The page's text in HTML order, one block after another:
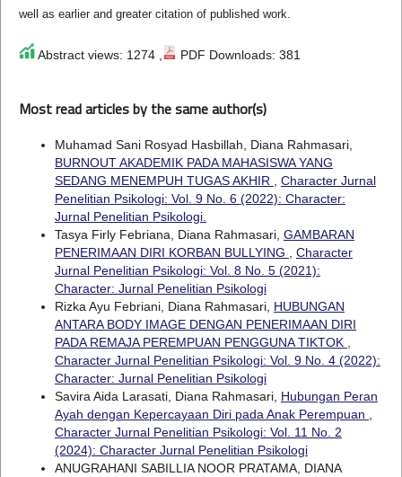
well as earlier and greater citation of published work.
Abstract views: 1274 , PDF Downloads: 381
Most read articles by the same author(s)
Muhamad Sani Rosyad Hasbillah, Diana Rahmasari,
BURNOUT AKADEMIK PADA MAHASISWA YANG
SEDANG MENEMPUH TUGAS AKHIR
Character Jurnal
Penelitian Psikologi: Vol. 9 No. 6 (2022): Character:
Jurnal Penelitian Psikologi.
Tasya Firly Febriana, Diana Rahmasari, GAMBARAN
PENERIMAAN DIRI KORBAN BULLYING
Character
Jurnal Penelitian Psikologi: Vol. 8 No. 5 (2021):
Character: Jurnal Penelitian Psikologi
Rizka Ayu Febriani, Diana Rahmasari, HUBUNGAN
ANTARA BODY IMAGE DENGAN PENERIMAAN DIRI
PADA REMAJA PEREMPUAN PENGGUNA TIKTOK
Character Jurnal Penelitian Psikologi: Vol. 9 No. 4 (2022):
Character: Jurnal Penelitian Psikologi
Savira Aida Larasati, Diana Rahmasari, Hubungan Peran
Ayah dengan Kepercayaan Diri pada Anak Perempuan
Character Jurnal Penelitian Psikologi: Vol. 11 No. 2
(2024): Character Jurnal Penelitian Psikologi
ANUGRAHANI SABILLIA NOOR PRATAMA, DIANA